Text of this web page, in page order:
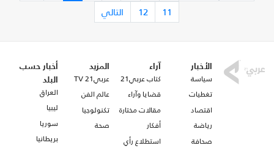
11
12 التالي
الأخبار
سياسة
تغطيات
اقتصاد
رياضة
صحافة
آراء
كتاب عربي21
قضايا وآراء
مقالات مختارة
أفكار
استطلاع رأي
المزيد
عربي21 TV
عالم الفن
تكنولوجيا
صحة
أخبار حسب
البلد
العراق
ليبيا
سوريا
بريطانيا